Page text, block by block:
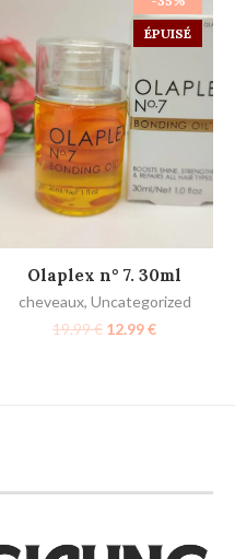
ÉPUISÉ
LIRE LA SUITE
Olaplex n° 7. 30ml
cheveaux, Uncategorized
19.99€ 12.99€